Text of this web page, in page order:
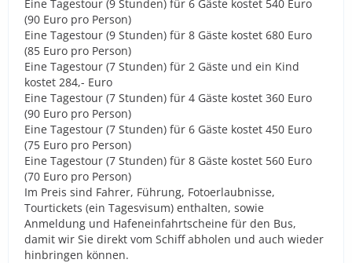
Eine Tagestour (9 Stunden) für 6 Gäste kostet 540 Euro
(90 Euro pro Person)
Eine Tagestour (9 Stunden) für 8 Gäste kostet 680 Euro
(85 Euro pro Person)
Eine Tagestour (7 Stunden) für 2 Gäste und ein Kind
kostet 284,- Euro
Eine Tagestour (7 Stunden) für 4 Gäste kostet 360 Euro
(90 Euro pro Person)
Eine Tagestour (7 Stunden) für 6 Gäste kostet 450 Euro
(75 Euro pro Person)
Eine Tagestour (7 Stunden) für 8 Gäste kostet 560 Euro
(70 Euro pro Person)
Im Preis sind Fahrer, Führung, Fotoerlaubnisse,
Tourtickets (ein Tagesvisum) enthalten, sowie
Anmeldung und Hafeneinfahrtscheine für den Bus,
damit wir Sie direkt vom Schiff abholen und auch wieder
hinbringen können.